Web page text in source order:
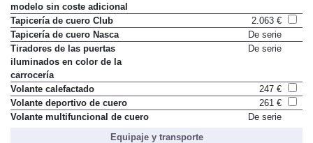
modelo sin coste adicional
Tapicería de cuero Club
2.063 €
Tapicería de cuero Nasca
De serie
Tiradores de las puertas
iluminados en color de la
carrocería
De serie
Volante calefactado
247 €
Volante deportivo de cuero
261 €
Volante multifuncional de cuero
De serie
Equipaje y transporte